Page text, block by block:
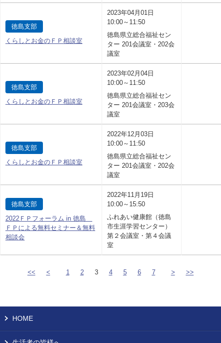
徳島支部
くらしとお金のＦＰ相談室
2023年04月01日
10:00～11:50
徳島県立総合福祉セン
ター 201会議室・202会
議室
徳島支部
くらしとお金のＦＰ相談室
2023年02月04日
10:00～11:50
徳島県立総合福祉セン
ター 201会議室・203会
議室
徳島支部
くらしとお金のＦＰ相談室
2022年12月03日
10:00～11:50
徳島県立総合福祉セン
ター 201会議室・202会
議室
徳島支部
2022ＦＰフォーラム in 徳島
ＦＰによる無料セミナー＆無料
相談会
2022年11月19日
10:00～15:50
ふれあい健康館（徳島
市生涯学習センター）
第２会議室・第４会議
室
<< < 1 2 3 4 5 6 7 > >>
HOME